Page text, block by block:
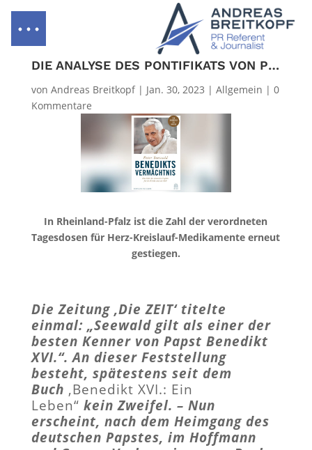
DIE ANALYSE DES PONTIFIKATS VON PETER SEEWALD
von Andreas Breitkopf| Jan. 30, 2023 | Allgemein | 0
Kommentare
In Rheinland-Pfalz ist die Zahl der verordneten
Tagesdosen für Herz-Kreislauf-Medikamente erneut
gestiegen.
Die Zeitung ‚Die ZEIT‘ titelte
einmal: „Seewald gilt als einer der
besten Kenner von Papst Benedikt
XVI.“. An dieser Feststellung
besteht, spätestens seit dem
Buch ‚Benedikt XVI.: Ein
Leben“ kein Zweifel. – Nun
erscheint, nach dem Heimgang des
deutschen Papstes, im Hoffmann